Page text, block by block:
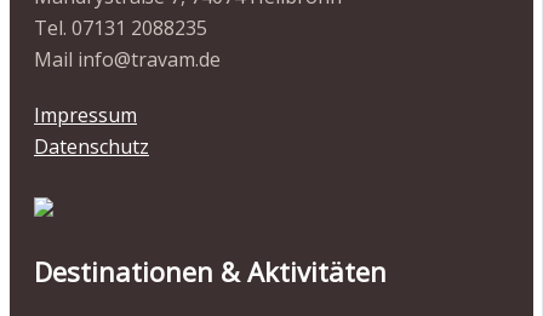
Tel. 07131 2088235
Mail info@travam.de
Impressum
Datenschutz
Destinationen & Aktivitäten